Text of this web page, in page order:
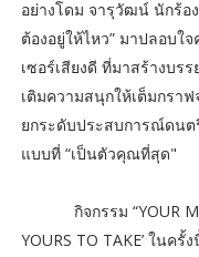
อย่างโดม จารุวัฒน์ นักร้อ
ต้องอยู่ให้ไหว” มาปลอบใ
เซอร์เสียงดี ที่มาสร้างบร
เติมความสนุกให้เต็มกราฟ
ยกระดับประสบการณ์ดนต
แบบที่ “เป็นตัวคุณที่สุด"
กิจกรรม “YOUR
YOURS TO TAKE’ ในค